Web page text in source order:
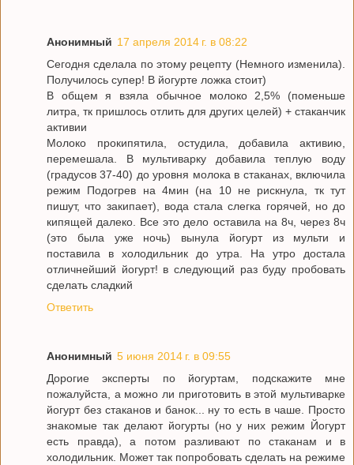
Анонимный 17 апреля 2014 г. в 08:22
Сегодня сделала по этому рецепту (Немного изменила).
Получилось супер! В йогурте ложка стоит)
В общем я взяла обычное молоко 2,5% (поменьше
литра, тк пришлось отлить для других целей) + стаканчик
активии
Молоко прокипятила, остудила, добавила активию,
перемешала. В мультиварку добавила теплую воду
(градусов 37-40) до уровня молока в стаканах, включила
режим Подогрев на 4мин (на 10 не рискнула, тк тут
пишут, что закипает), вода стала слегка горячей, но до
кипящей далеко. Все это дело оставила на 8ч, через 8ч
(это была уже ночь) вынула йогурт из мульти и
поставила в холодильник до утра. На утро достала
отличнейший йогурт! в следующий раз буду пробовать
сделать сладкий
Ответить
Анонимный 5 июня 2014 г. в 09:55
Дорогие эксперты по йогуртам, подскажите мне
пожалуйста, а можно ли приготовить в этой мультиварке
йогурт без стаканов и банок... ну то есть в чаше. Просто
знакомые так делают йогурты (но у них режим Йогурт
есть правда), а потом разливают по стаканам и в
холодильник. Может так попробовать сделать на режиме